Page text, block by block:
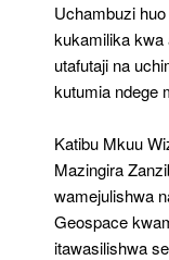
Uchambuzi
kukamilika kwa
utafutaji na
kutumia ndege
Katibu Mkuu
Mazingira
wamejulishwa
Geospace
itawasilishwa